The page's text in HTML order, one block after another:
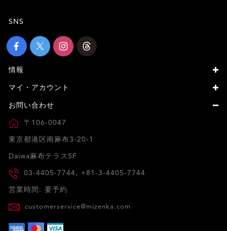
SNS
情報
マイ・アカウント
お問い合わせ
〒106-0047
東京都港区南麻布3-20-1
Daiwa麻布テラス5F
03-4405-7744, +81-3-4405-7744
営業時間: 要予約
customerservice@mizenka.com